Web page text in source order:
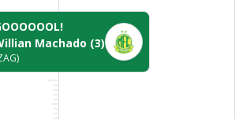
Machado (3)